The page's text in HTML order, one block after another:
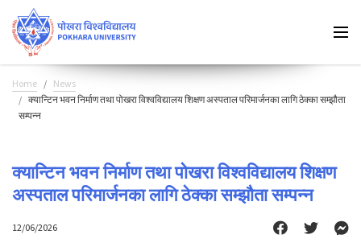
Home
News
क्यान्टिन भवन निर्माण तथा पोखरा विश्वविद्यालय शिक्षण अस्पताल परिमार्जनका लागि ठेक्का सम्झौता
सम्पन्न
क्यान्टिन भवन निर्माण तथा पोखरा विश्वविद्यालय शिक्षण
अस्पताल परिमार्जनका लागि ठेक्का सम्झौता सम्पन्न
12/06/2026